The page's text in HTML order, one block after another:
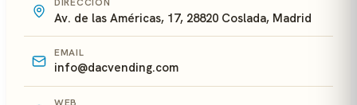
Av. de las Américas, 17, 28820 Coslada, Madrid
EMAIL
info@dacvending.com